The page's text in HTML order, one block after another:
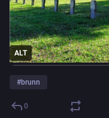
ALT
#brunn
0